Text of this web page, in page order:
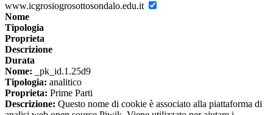
www.icgrosiogrosottosondalo.edu.it
Nome
Tipologia
Proprieta
Descrizione
Durata
Nome: _pk_id.1.25d9
Tipologia: analitico
Proprieta: Prime Parti
Descrizione: Questo nome di cookie è associato alla piattaforma di